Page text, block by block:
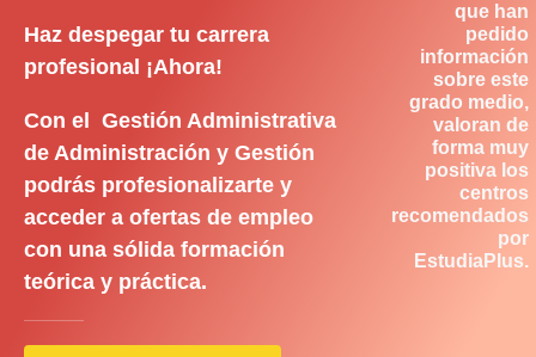
Haz despegar tu carrera
profesional ¡Ahora!
Con el Gestión Administrativa
de Administración y Gestión
podrás profesionalizarte y
acceder a ofertas de empleo
con una sólida formación
teórica y práctica.
que han
pedido
información
sobre este
grado medio,
valoran de
forma muy
positiva los
centros
recomendados
por
EstudiaPlus.